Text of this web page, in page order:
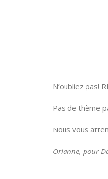
N’oubliez pas!
Pas de thème
Nous vous
Orianne, pour